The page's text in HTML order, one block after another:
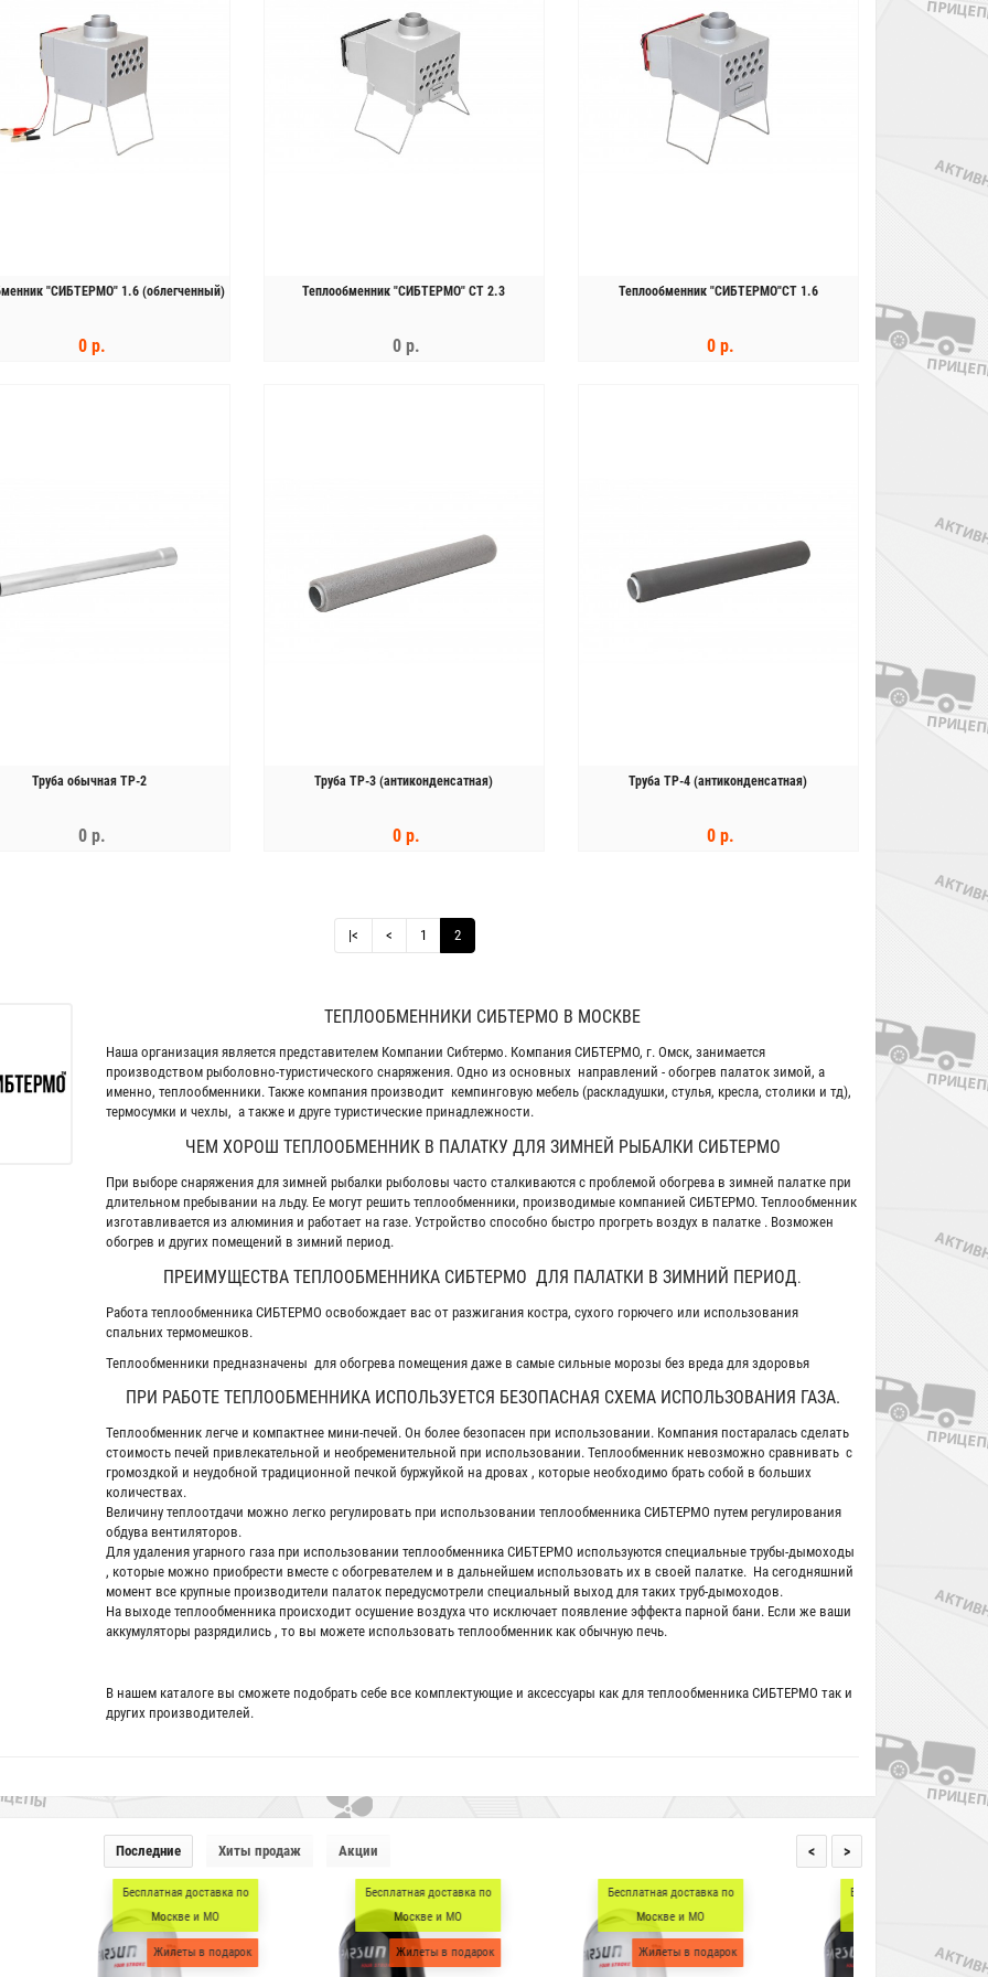
"СИБТЕРМО" 1.6 (облегченный)
0 р.
Теплообменник "СИБТЕРМО" СТ 2.3
0 р.
Теплообменник "СИБТЕРМО"СТ 1.6
0 р.
Труба обычная ТР-2
0 р.
Труба ТР-3 (антиконденсатная)
0 р.
Труба ТР-4 (антиконденсатная)
0 р.
|< < 1 2
ТЕПЛООБМЕННИКИ СИБТЕРМО В МОСКВЕ
Наша организация является представителем Компании Сибтермо. Компания СИБТЕРМО, г. Омск, занимается
производством рыболовно-туристического снаряжения. Одно из основных направлений - обогрев палаток зимой, а
именно, теплообменники. Также компания производит кемпинговую мебель (раскладушки, стулья, кресла, столики и тд),
термосумки и чехлы, а также и друге туристические принадлежности.
ЧЕМ ХОРОШ ТЕПЛООБМЕННИК В ПАЛАТКУ ДЛЯ ЗИМНЕЙ РЫБАЛКИ СИБТЕРМО
При выборе снаряжения для зимней рыбалки рыболовы часто сталкиваются с проблемой обогрева в зимней палатке при
длительном пребывании на льду. Ее могут решить теплообменники, производимые компаниейСИБТЕРМО.Теплообменник
изготавливается из алюминия и работает на газе. Устройство способно быстро прогреть воздух в палатке . Возможен
обогрев и других помещений в зимний период.
ПРЕИМУЩЕСТВА ТЕПЛООБМЕННИКА СИБТЕРМО ДЛЯ ПАЛАТКИ В ЗИМНИЙ ПЕРИОД.
Работа теплообменникаСИБТЕРМО освобождает вас от разжигания костра, сухого горючего или использования
спальних термомешков.
Теплообменники предназначены для обогрева помещения даже в самые сильные морозы без вреда для здоровья
ПРИ РАБОТЕ ТЕПЛООБМЕННИКА ИСПОЛЬЗУЕТСЯ БЕЗОПАСНАЯ СХЕМА ИСПОЛЬЗОВАНИЯ ГАЗА.
Теплообменник легче и компактнее мини-печей. Он более безопасен при использовании. Компания постаралась сделать
стоимость печей привлекательной и необременительной при использовании. Теплообменник невозможно сравнивать с
громоздкой и неудобной традиционной печкой буржуйкой на дровах , которые необходимо брать собой в больших
количествах.
Величину теплоотдачи можно легко регулировать при использовании теплообменника СИБТЕРМО путем регулирования
обдува вентиляторов.
Для удаления угарного газа при использовании теплообменника СИБТЕРМО используются специальныетрубы-дымоходы
, которые можно приобрести вместе с обогревателем и в дальнейшем использовать их в своей палатке. На сегодняшний
момент все крупные производители палаток передусмотрели специальный выход для таких труб-дымоходов.
На выходе теплообменника происходит осушение воздуха что исключает появление эффекта парной бани. Если же ваши
аккумуляторы разрядились , то вы можете использовать теплообменник как обычную печь.
В нашем каталоге вы сможете подобрать себе все комплектующие и аксессуары как для теплообменникаСИБТЕРМО так и
других производителей.
Последние Хиты продаж Акции
Жилеты в подарок
Бесплатная доставка по
Жилеты в подарок
Бесплатная доставка по
Жилеты в подарок
Бесплатная доставка по
Жилеты в подарок
< >